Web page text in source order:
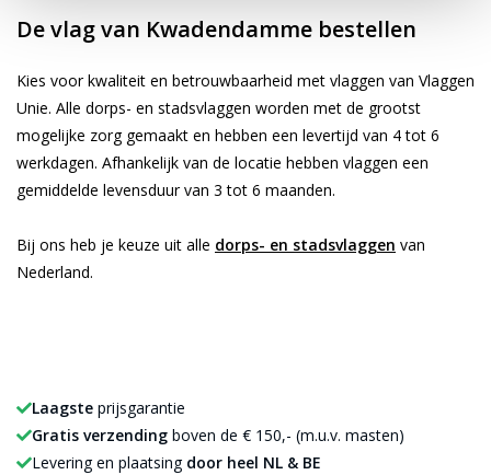
De vlag van Kwadendamme bestellen
Kies voor kwaliteit en betrouwbaarheid met vlaggen van Vlaggen
Unie. Alle dorps- en stadsvlaggen worden met de grootst
mogelijke zorg gemaakt en hebben een levertijd van 4 tot 6
werkdagen. Afhankelijk van de locatie hebben vlaggen een
gemiddelde levensduur van 3 tot 6 maanden.
Bij ons heb je keuze uit alle dorps- en stadsvlaggen van
Nederland.
Laagste prijsgarantie
Gratis verzending boven de € 150,- (m.u.v. masten)
Levering en plaatsing door heel NL & BE